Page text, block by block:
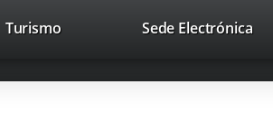
Trabaja con nosotros Contacto
TurismoEste
abrirá
Sede Electrónica